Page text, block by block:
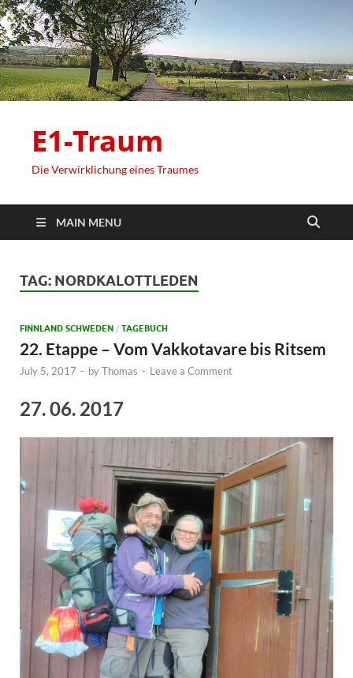
E1-Traum
Die Verwirklichung eines Traumes
MAIN MENU
TAG: NORDKALOTTLEDEN
FINNLAND SCHWEDEN / TAGEBUCH
22. Etappe – Vom Vakkotavare bis Ritsem
July 5, 2017 - byThomas - Leave a Comment
27. 06. 2017